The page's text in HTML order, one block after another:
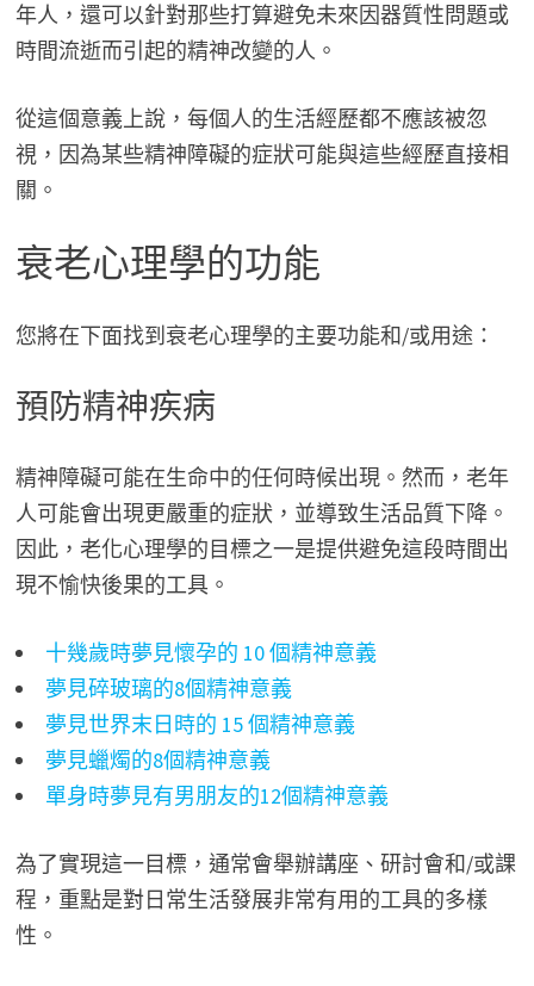
年人，還可以針對那些打算避免未來因器質性問題或
時間流逝而引起的精神改變的人。
從這個意義上說，每個人的生活經歷都不應該被忽
視，因為某些精神障礙的症狀可能與這些經歷直接相
關。
衰老心理學的功能
您將在下面找到衰老心理學的主要功能和/或用途：
預防精神疾病
精神障礙可能在生命中的任何時候出現。然而，老年
人可能會出現更嚴重的症狀，並導致生活品質下降。
因此，老化心理學的目標之一是提供避免這段時間出
現不愉快後果的工具。
十幾歲時夢見懷孕的 10 個精神意義
夢見碎玻璃的8個精神意義
夢見世界末日時的 15 個精神意義
夢見蠟燭的8個精神意義
單身時夢見有男朋友的12個精神意義
為了實現這一目標，通常會舉辦講座、研討會和/或課
程，重點是對日常生活發展非常有用的工具的多樣
性。